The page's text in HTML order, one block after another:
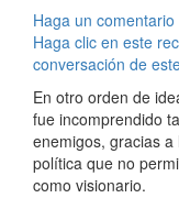
Haga un comentario
Haga clic en este
conversación de
En otro orden de
fue incomprendido
enemigos, gracias
política que no
como visionario.